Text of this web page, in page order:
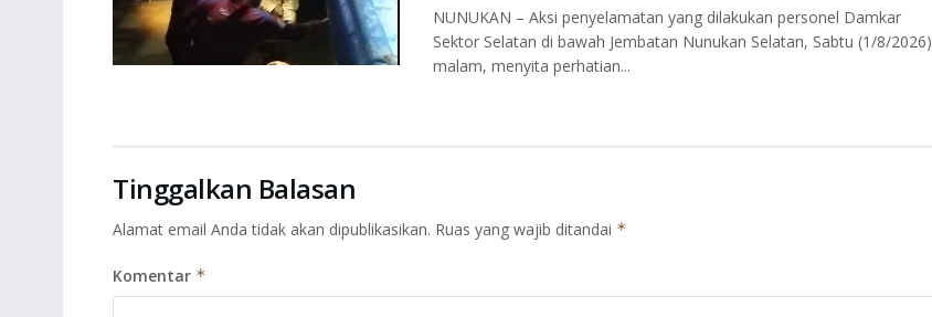
NUNUKAN – Aksi penyelamatan yang dilakukan personel Damkar
Sektor Selatan di bawah Jembatan Nunukan Selatan, Sabtu (1/8/2026)
malam, menyita perhatian...
Tinggalkan Balasan
Alamat email Anda tidak akan dipublikasikan. Ruas yang wajib ditandai *
Komentar *